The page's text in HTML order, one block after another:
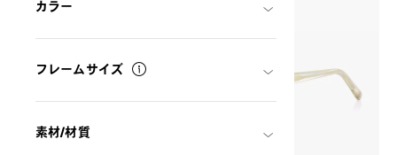
カラー
フレームサイズ
素材/材質